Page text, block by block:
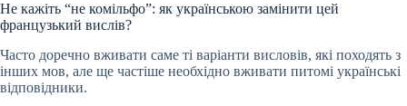
Не кажіть “не комільфо”: як українською замінити цей
французький вислів?
Часто доречно вживати саме ті варіанти висловів, які походять з
інших мов, але ще частіше необхідно вживати питомі українські
відповідники.